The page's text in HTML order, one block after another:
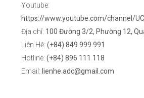
Youtube:
https://www.youtube.com/channel/
Địa chỉ: 100 Đường 3/2, Phường 12,
Liên Hệ:(+84) 849 999 991
Hotline:(+84) 896 111 118
Email: lienhe.adc@gmail.com